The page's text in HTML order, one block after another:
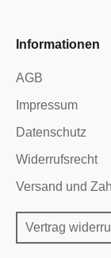
Informationen
AGB
Impressum
Datenschutz
Widerrufsrecht
Versand und
Vertrag